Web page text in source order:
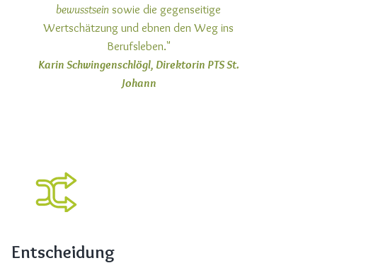
bewusstsein sowie die gegenseitige
Wertschätzung und ebnen den Weg ins
Berufsleben."
Karin Schwingenschlögl, Direktorin PTS St.
Johann
Entscheidung